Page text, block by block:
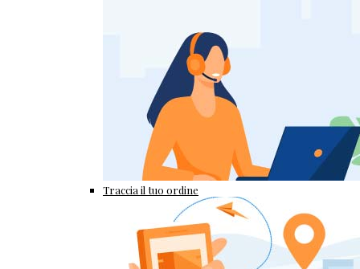
Traccia il tuo ordine